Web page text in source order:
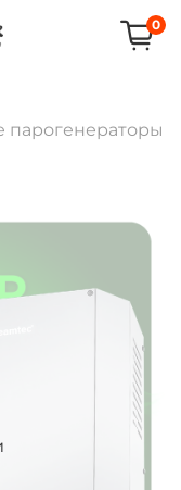
0
парогенераторы